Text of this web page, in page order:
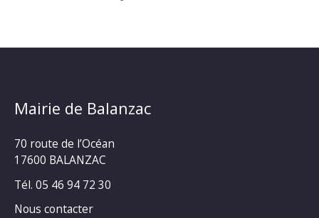
Mairie de Balanzac
70 route de l’Océan
17600 BALANZAC
Tél. 05 46 94 72 30
Nous contacter